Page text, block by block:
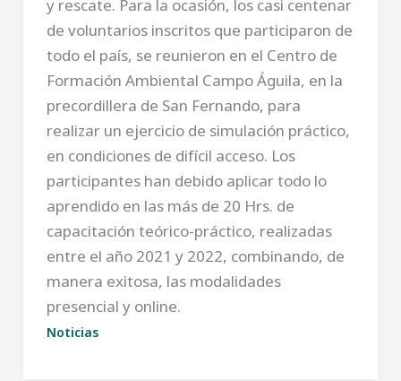
y rescate. Para la ocasión, los casi centenar
de voluntarios inscritos que participaron de
todo el país, se reunieron en el Centro de
Formación Ambiental Campo Águila, en la
precordillera de San Fernando, para
realizar un ejercicio de simulación práctico,
en condiciones de difícil acceso. Los
participantes han debido aplicar todo lo
aprendido en las más de 20 Hrs. de
capacitación teórico-práctico, realizadas
entre el año 2021 y 2022, combinando, de
manera exitosa, las modalidades
presencial y online.
Noticias